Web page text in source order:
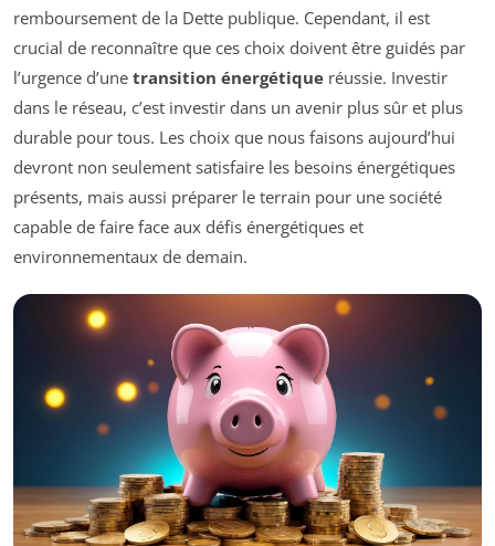
remboursement de la Dette publique. Cependant, il est
crucial de reconnaître que ces choix doivent être guidés par
l’urgence d’une transition énergétique réussie. Investir
dans le réseau, c’est investir dans un avenir plus sûr et plus
durable pour tous. Les choix que nous faisons aujourd’hui
devront non seulement satisfaire les besoins énergétiques
présents, mais aussi préparer le terrain pour une société
capable de faire face aux défis énergétiques et
environnementaux de demain.